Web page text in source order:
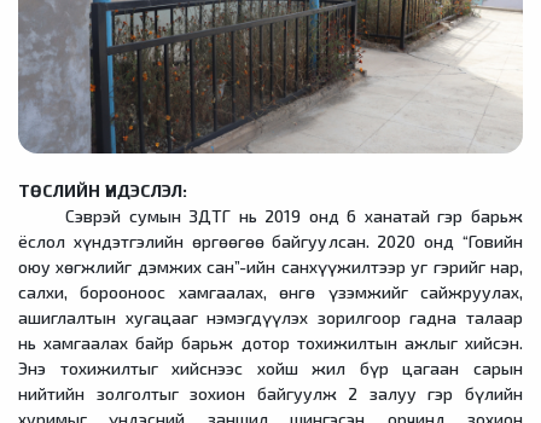
ТӨСЛИЙН ҮНДЭСЛЭЛ:
Сэврэй сумын ЗДТГ нь 2019 онд 6 ханатай гэр барьж
ёслол хүндэтгэлийн өргөөгөө байгуулсан. 2020 онд “Говийн
оюу хөгжлийг дэмжих сан”-ийн санхүүжилтээр уг гэрийг нар,
салхи, борооноос хамгаалах, өнгө үзэмжийг сайжруулах,
ашиглалтын хугацааг нэмэгдүүлэх зорилгоор гадна талаар
нь хамгаалах байр барьж дотор тохижилтын ажлыг хийсэн.
Энэ тохижилтыг хийснээс хойш жил бүр цагаан сарын
нийтийн золголтыг зохион байгуулж 2 залуу гэр бүлийн
хуримыг үндэсний заншил шингэсэн орчинд зохион